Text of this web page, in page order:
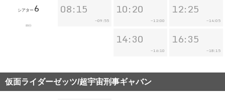
シアター 6
89分
08:15
~09:55
10:20
~12:00
12:25
~14:05
14:30
~16:10
16:35
~18:15
仮面ライダーゼッツ/超宇宙刑事ギャバン